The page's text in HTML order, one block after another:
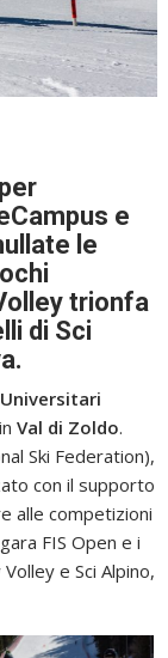
e
le
trionfa
di Sci
Val di Zoldo.
Ski Federation),
con il supporto
alle competizioni
FIS Open e i
e Sci Alpino,